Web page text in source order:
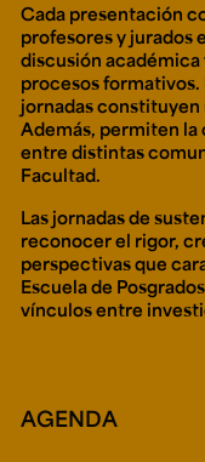
Cada presentación
profesores y jurados
discusión académica
procesos formativos.
jornadas constituyen
Además, permiten
entre distintas
Facultad.
Las jornadas de
reconocer el rigor,
perspectivas que
Escuela de
vínculos entre
AGENDA